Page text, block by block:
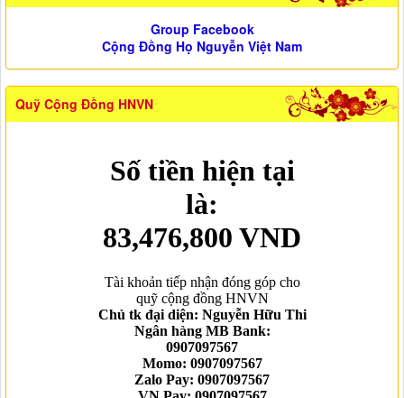
Group Facebook
Cộng Đồng Họ Nguyễn Việt Nam
Quỹ Cộng Đồng HNVN